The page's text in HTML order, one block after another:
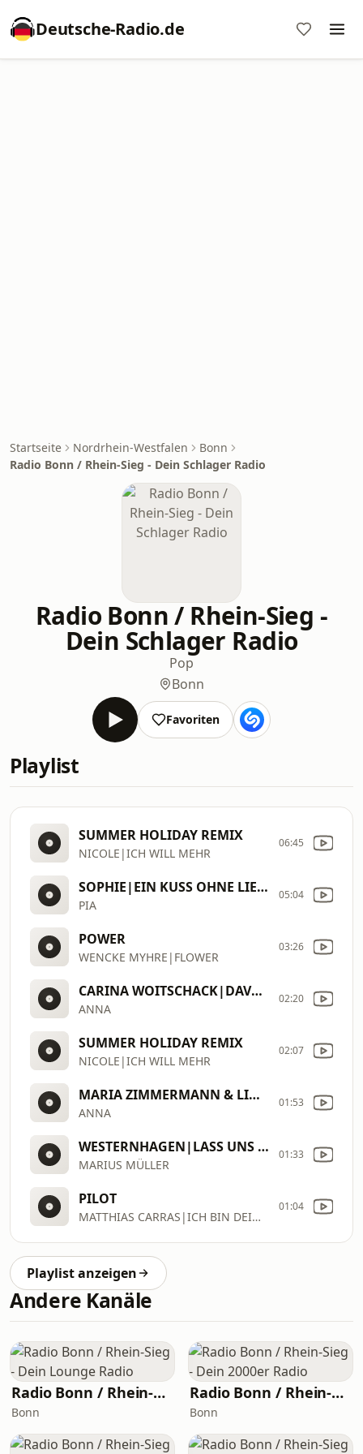
Deutsche-Radio.de
Startseite Nordrhein-Westfalen
Bonn
Radio Bonn / Rhein-Sieg - Dein Schlager Radio
Radio Bonn / Rhein-Sieg -
Dein Schlager Radio
Pop
Bonn
Favoriten
Playlist
SUMMER HOLIDAY REMIX
NICOLE|ICH WILL MEHR
06:45
SOPHIE|EIN KUSS OHNE LIEBE
PIA
05:04
POWER
WENCKE MYHRE|FLOWER
03:26
CARINA WOITSCHACK|DAVON WILL ICH MEHR
ANNA
02:20
SUMMER HOLIDAY REMIX
NICOLE|ICH WILL MEHR
02:07
MARIA ZIMMERMANN & LINDA SIU|JEANY IN A BOTTLE
ANNA
01:53
WESTERNHAGEN|LASS UNS LEBEN
MARIUS MÜLLER
01:33
PILOT
MATTHIAS CARRAS|ICH BIN DEIN CO
01:04
Playlist anzeigen
Andere Kanäle
Radio Bonn / Rhein-Sieg - Dein Lounge Radio
Bonn
Radio Bonn / Rhein-Sieg - Dein 2000er Radio
Bonn